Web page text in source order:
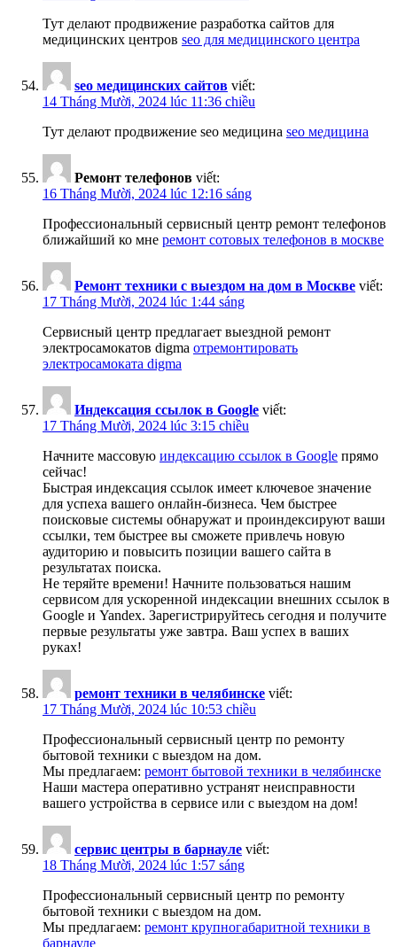
Тут делают продвижение разработка сайтов для
медицинских центров seo для медицинского центра
seo медицинских сайтов viết:
14 Tháng Mười, 2024 lúc 11:36 chiều
Тут делают продвижение seo медицина seo медицина
Ремонт телефонов viết:
16 Tháng Mười, 2024 lúc 12:16 sáng
Профессиональный сервисный центр ремонт телефонов
ближайший ко мне ремонт сотовых телефонов в москве
Ремонт техники с выездом на дом в Москве viết:
17 Tháng Mười, 2024 lúc 1:44 sáng
Сервисный центр предлагает выездной ремонт
электросамокатов digma отремонтировать
электросамоката digma
Индексация ссылок в Google viết:
17 Tháng Mười, 2024 lúc 3:15 chiều
Начните массовую индексацию ссылок в Google прямо
cейчас!
Быстрая индексация ссылок имеет ключевое значение
для успеха вашего онлайн-бизнеса. Чем быстрее
поисковые системы обнаружат и проиндексируют ваши
ссылки, тем быстрее вы сможете привлечь новую
аудиторию и повысить позиции вашего сайта в
результатах поиска.
Не теряйте времени! Начните пользоваться нашим
сервисом для ускоренной индексации внешних ссылок в
Google и Yandex. Зарегистрируйтесь сегодня и получите
первые результаты уже завтра. Ваш успех в ваших
руках!
ремонт техники в челябинске viết:
17 Tháng Mười, 2024 lúc 10:53 chiều
Профессиональный сервисный центр по ремонту
бытовой техники с выездом на дом.
Мы предлагаем: ремонт бытовой техники в челябинске
Наши мастера оперативно устранят неисправности
вашего устройства в сервисе или с выездом на дом!
сервис центры в барнауле viết:
18 Tháng Mười, 2024 lúc 1:57 sáng
Профессиональный сервисный центр по ремонту
бытовой техники с выездом на дом.
Мы предлагаем: ремонт крупногабаритной техники в
барнауле